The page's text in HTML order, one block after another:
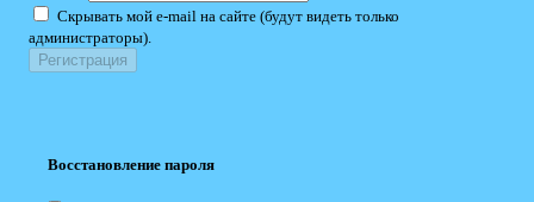
Скрывать мой e-mail на сайте (будут видеть только
администраторы).
Восстановление пароля